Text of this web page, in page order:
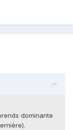
dominante